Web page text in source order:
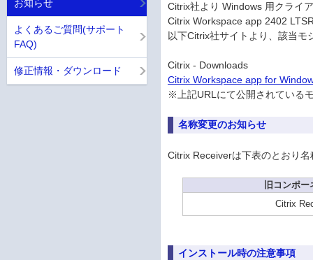
Citrix社より Windows 用クライ
Citrix Workspace app 2402
以下Citrix社サイトより、該当
Citrix - Downloads
Citrix Workspace app for
※上記URLにて公開されている
名称変更のお知らせ
Citrix Receiverは下表のとおり
旧コンポ
Citrix
インストール時の注意事項
お知らせ
よくあるご質問(サポート
FAQ)
修正情報・ダウンロード